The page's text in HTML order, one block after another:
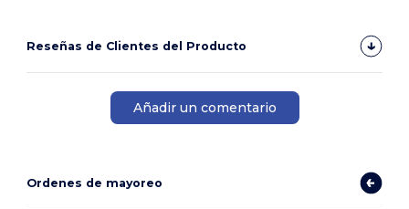
Reseñas de Clientes del Producto
Añadir un comentario
Ordenes de mayoreo